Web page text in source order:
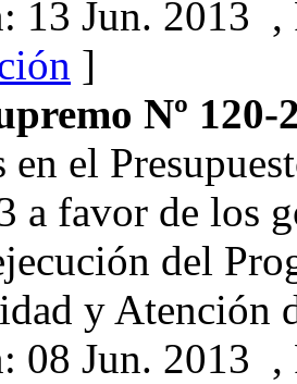
13 Jun. 2013
]
Nº 120-
en el
a favor de los
del
y Atención
08 Jun. 2013